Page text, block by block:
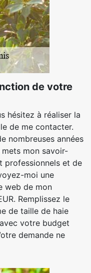
de votre
hésitez à réaliser la
de me contacter.
nombreuses années
mon savoir-
professionnels et de
moi une
web de mon
Remplissez le
de taille de haie
votre budget
demande ne